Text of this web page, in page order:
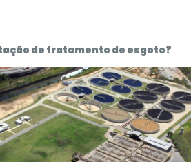
de tratamento de esgoto?